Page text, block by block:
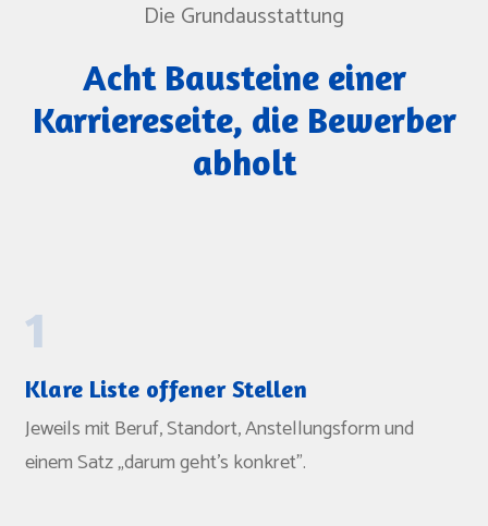
Die Grundausstattung
Acht Bausteine einer
Karriereseite, die Bewerber
abholt
1
Klare Liste offener Stellen
Jeweils mit Beruf, Standort, Anstellungsform und
einem Satz „darum geht's konkret".